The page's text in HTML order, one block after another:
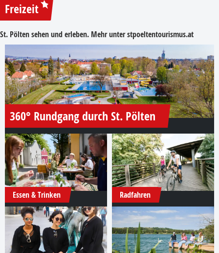
Freizeit
St. Pölten sehen und erleben. Mehr unterstpoeltentourismus.at
360° Rundgang durch St. Pölten
Essen & Trinken Radfahren